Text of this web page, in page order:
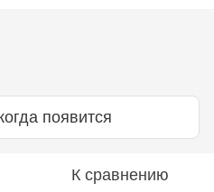
появится
К сравнению